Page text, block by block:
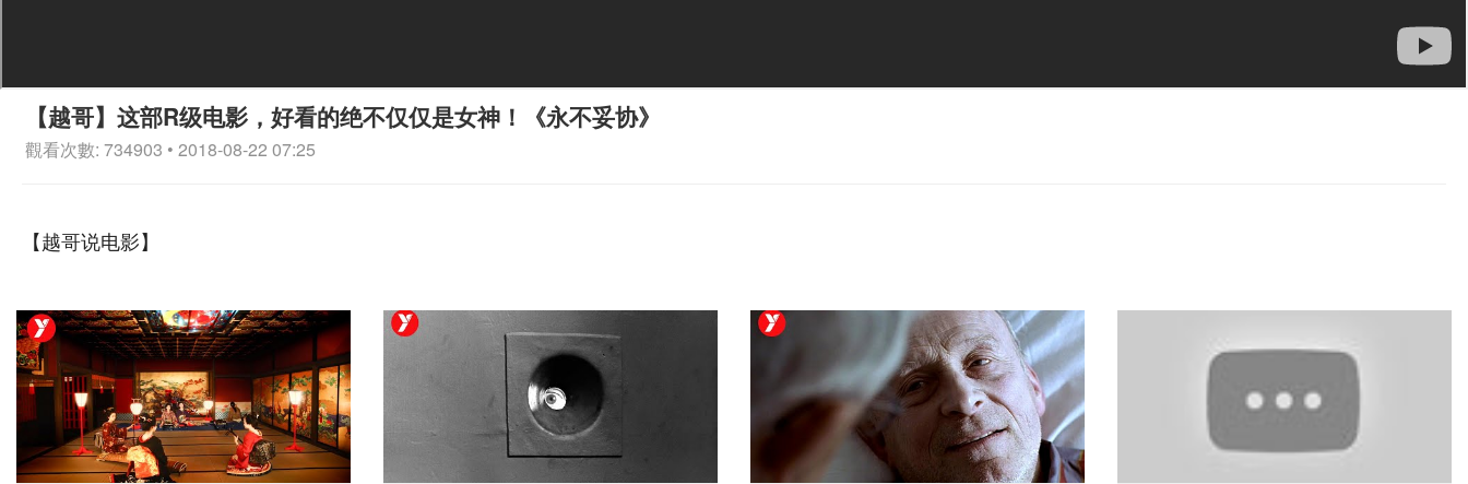
【越哥】这部R级电影，好看的绝不仅仅是女神！《永不妥协》
觀看次數: 734903 • 2018-08-22 07:25
【越哥说电影】